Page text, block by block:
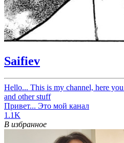
Saifiev
Hello... This is my channel, here
and other stuff
Привет... Это мой канал
1.1K
В избранное